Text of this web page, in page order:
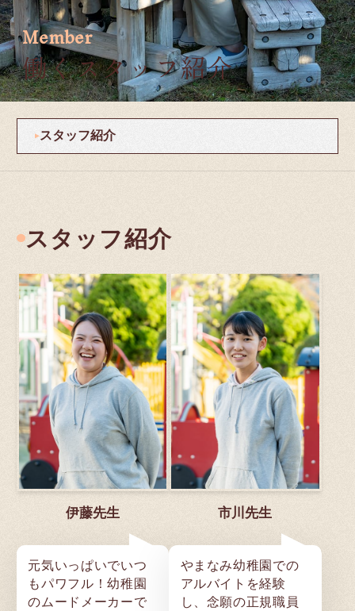
Member
働くスタッフ紹介
スタッフ紹介
スタッフ紹介
伊藤先生
元気いっぱいでいつ
もパワフル！幼稚園
のムードメーカーで
市川先生
やまなみ幼稚園での
アルバイトを経験
し、念願の正規職員